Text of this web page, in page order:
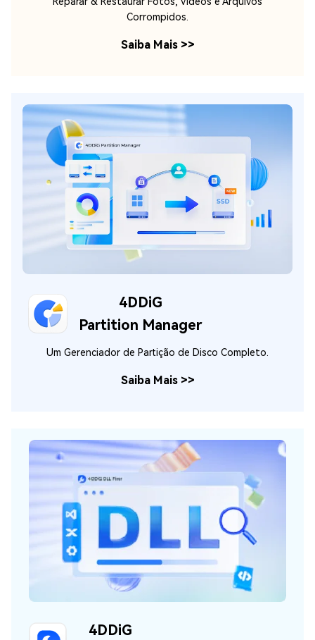
Corrompidos.
Saiba Mais >>
4DDiG
Partition Manager
Um Gerenciador de Partição de Disco Completo.
Saiba Mais >>
4DDiG